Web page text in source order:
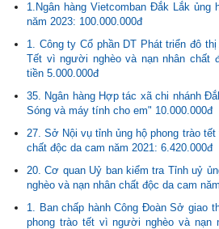
1.Ngân hàng Vietcomban Đắk Lắk ủng
năm 2023: 100.000.000đ
1. Công ty Cổ phần DT Phát triển đô
Tết vì người nghèo và nạn nhân chất
tiền 5.000.000đ
35. Ngân hàng Hợp tác xã chi nhánh
Sóng và máy tính cho em" 10.000.000đ
27. Sở Nội vụ tỉnh ủng hộ phong trào
chất độc da cam năm 2021: 6.420.000đ
20. Cơ quan Uỷ ban kiểm tra Tỉnh uỷ
nghèo và nạn nhân chất độc da cam
1. Ban chấp hành Công Đoàn Sở giao
phong trào tết vì người nghèo và nạn